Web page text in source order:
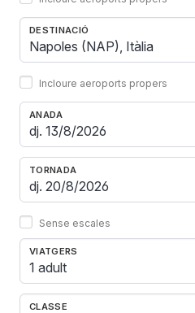
DESTINACIÓ
Incloure aeroports propers
ANADA
TORNADA
Sense escales
VIATGERS
1 adult
CLASSE